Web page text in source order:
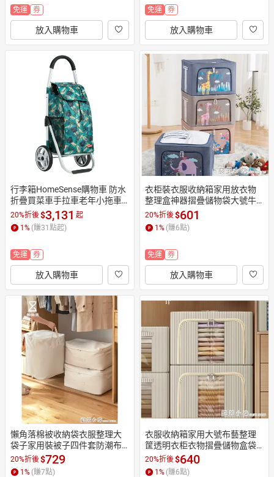
免運 券
放入購物車
免運 券
放入購物車
行李箱HomeSense購物車 防水
折疊買菜車手拉車老年小拖車
便攜手推拉桿車
20%折後$3,131 起
1% (賺31點起)
免運 券
放入購物車
衣柜裝衣服收納箱家用放衣物
整理盒神器摺疊儲物袋大號牛
津布箱子【摩可美家】
20%折後$601
1% (賺6點)
免運 券
放入購物車
懶角落棉被收納袋衣服整理大
袋子家用裝被子四件套防潮布
藝衣物筐【摩可美家】
20%折後$729
1 % (賺7點)
衣服收納箱家用大號布藝整理
筐透明衣柜衣物摺疊儲物盒袋
宿舍神器【摩可美家】
20%折後$640
1 % (賺6點)